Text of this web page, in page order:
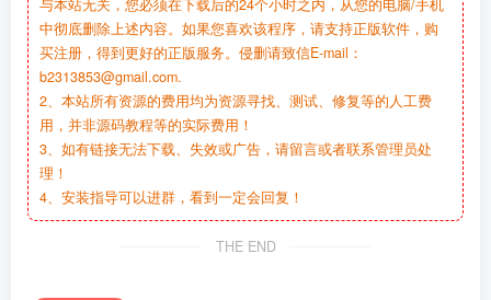
与本站无关，您必须在下载后的24个小时之内，从您的电脑/手机
中彻底删除上述内容。如果您喜欢该程序，请支持正版软件，购
买注册，得到更好的正版服务。侵删请致信E-mail：
b2313853@gmail.com.
2、本站所有资源的费用均为资源寻找、测试、修复等的人工费
用，并非源码教程等的实际费用！
3、如有链接无法下载、失效或广告，请留言或者联系管理员处
理！
4、安装指导可以进群，看到一定会回复！
THE END